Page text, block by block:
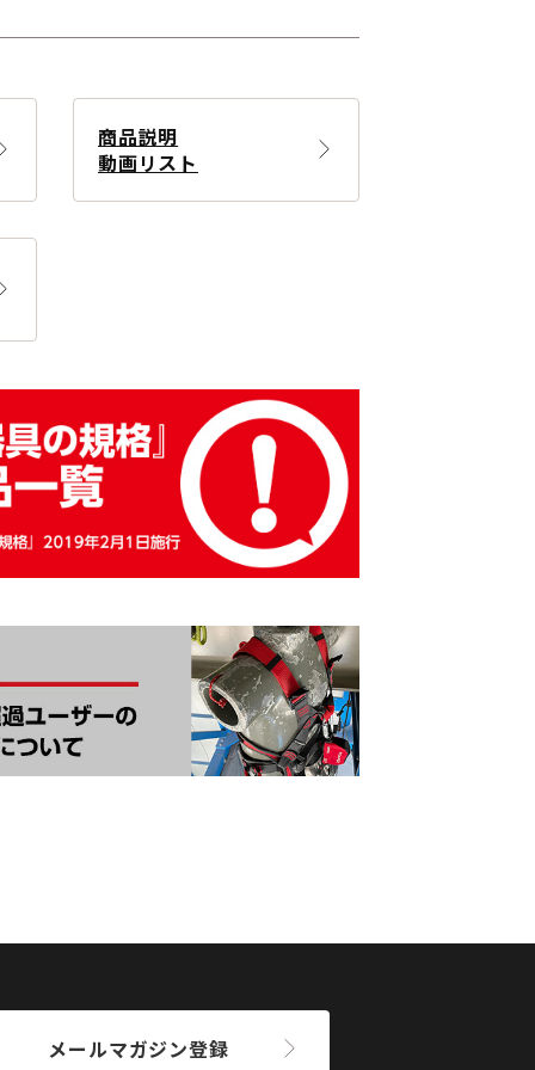
商品説明
動画リスト
メールマガジン登録